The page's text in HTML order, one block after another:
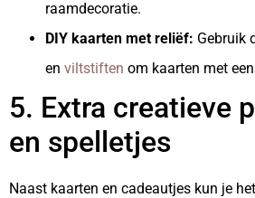
raamdecoratie.
DIY kaarten met reliëf: Gebruik
en viltstiften om kaarten met
5. Extra creatieve
en spelletjes
Naast kaarten en cadeautjes kun je